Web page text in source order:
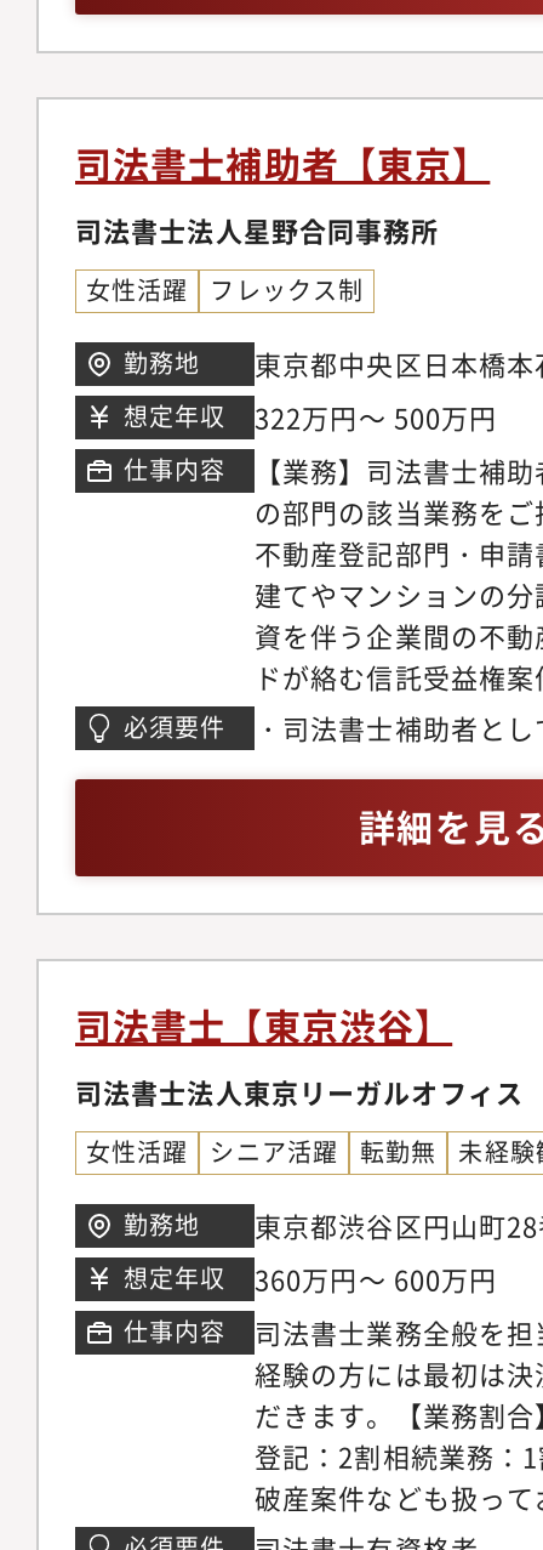
令和5年10月よりグル
構えたことで、今後
て参ります。＜具体
療法人設立における
おける登記、医療法
続時における不動産
他合併や分割等にお
記業務（グループ会
等）・民事信託（家
らのクライアント引
ライアント新規開拓
司法書士補助者【東京】
司法書士法人星野合同事務所
女性活躍 フレックス制
勤務地
東京都中央区日本橋
本橋室町ビル5階
想定年収 322万円～ 500万円
仕事内容
【業務】司法書士補
の部門の該当業務を
不動産登記部門・申
建てやマンションの
資を伴う企業間の不
ドが絡む信託受益権
個人のお客様・案件
所内外の多面的なコ
じ、多様で広範な不
キャリアをものにす
業登記・企業法務部
対応、書類作成等・
IPOに絡む各種株式の
名企業や大規模案件
託可能な様々な案件
な案件も数多く取り
スキルアップ出来ま
続登記・遺言作成/遺
後見・財産管理【働
ん、産休や育休も取
や育休の取得実績も
短で勤務しています
多いため、業務量を
相談出来たりと、お
し合える環境です。
必須要件
・司法書士補助者と
をお持ちの方・メー
操作が可能な方
詳細を見
司法書士【東京渋谷】
司法書士法人東京リーガルオフィス
女性活躍 シニア活躍 転勤無 未経験
勤務地
東京都渋谷区円山町
階アクセス : JR山手
頭線泉駅 徒歩3分
想定年収 360万円～ 600万円
仕事内容
司法書士業務全般を
経験の方には最初は
だきます。【業務割
登記：2割相続業務：
破産案件なども扱っ